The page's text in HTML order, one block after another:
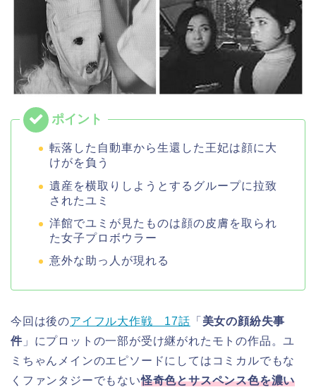
転落した自動車から生還した王妃は顔に大
けがを負う
遺産を横取りしようとするグループに拉致
されたユミ
洋館でユミが見たものは顔の皮膚を取られ
た女子プロボウラー
意外な助っ人が現れる
今回は後のアイフル大作戦 17話 「 美女の顔紛失事
件」にプロットの一部が受け継がれたモトの作品。ユ
ミちゃんメインのエピソードにしてはコミカルでもな
くファンタジーでもない怪奇色とサスペンス色を濃い